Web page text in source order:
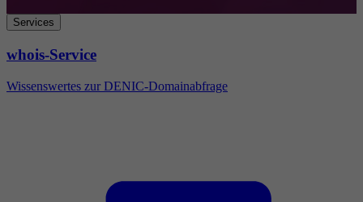
Services
whois-Service
Wissenswertes zur DENIC-Domainabfrage